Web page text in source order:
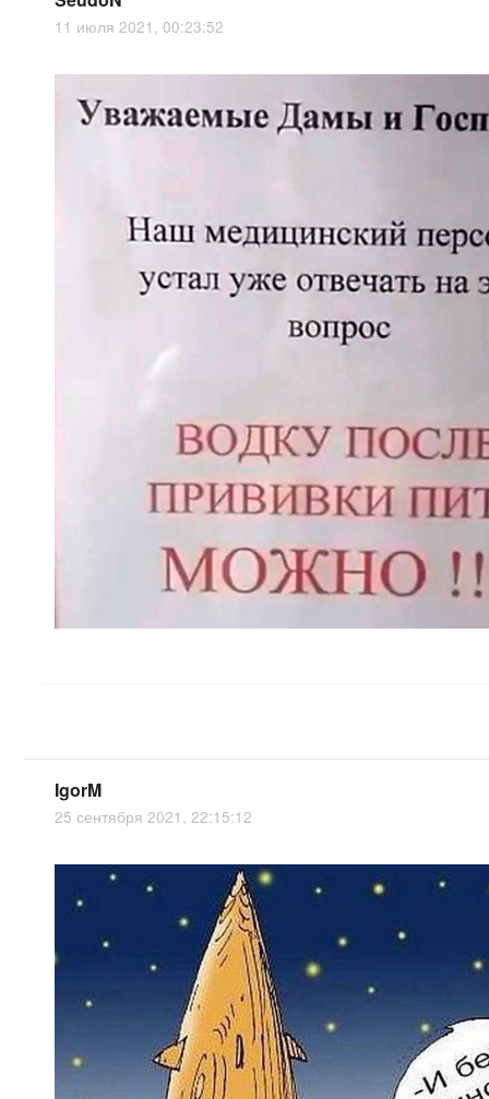
11 июля 2021, 00:23:52
IgorM
25 сентября 2021, 22:15:12